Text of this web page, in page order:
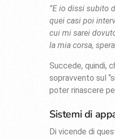
”E io dissi subito
quei casi poi
cui mi sarei
la mia corsa,
Succede, quindi,
sopravvento sul
poter rinascere
Sistemi di
Di vicende di